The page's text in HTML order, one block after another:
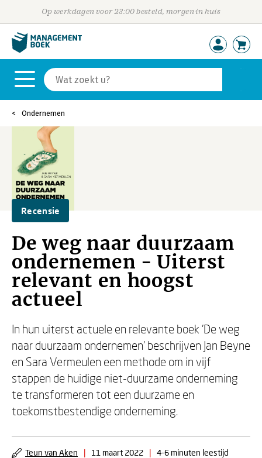
Op werkdagen voor 23:00 besteld, morgen in huis
Ondernemen
Recensie
De weg naar duurzaam
ondernemen - Uiterst
relevant en hoogst
actueel
In hun uiterst actuele en relevante boek 'De weg
naar duurzaam ondernemen' beschrijven Jan Beyne
en Sara Vermeulen een methode om in vijf
stappen de huidige niet-duurzame onderneming
te transformeren tot een duurzame en
toekomstbestendige onderneming.
Teun van Aken | 11 maart 2022 | 4-6 minuten leestijd